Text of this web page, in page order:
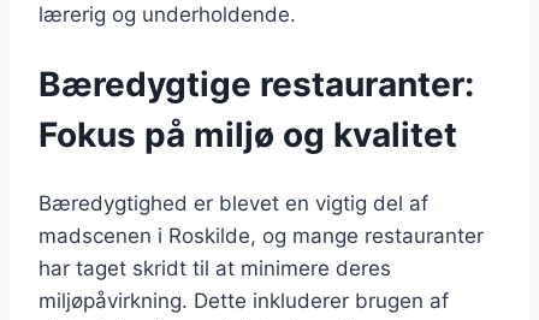
lærerig og underholdende.
Bæredygtige restauranter:
Fokus på miljø og kvalitet
Bæredygtighed er blevet en vigtig del af
madscenen i Roskilde, og mange restauranter
har taget skridt til at minimere deres
miljøpåvirkning. Dette inkluderer brugen af